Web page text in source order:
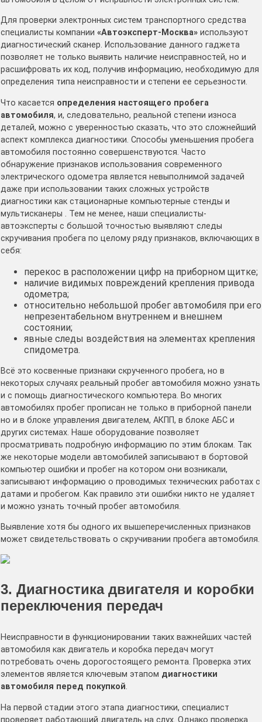
Для проверки электронных систем транспортного средства
специалисты компании «Автоэксперт-Москва» используют
диагностический сканер. Использование данного гаджета
позволяет не только выявить наличие неисправностей, но и
расшифровать их код, получив информацию, необходимую для
определения типа неисправности и степени ее серьезности.
Что касается определения настоящего пробега
автомобиля, и, следовательно, реальной степени износа
деталей, можно с уверенностью сказать, что это сложнейший
аспект комплекса диагностики. Способы уменьшения пробега
автомобиля постоянно совершенствуются. Часто
обнаружение признаков использования современного
электрического одометра является невыполнимой задачей
даже при использовании таких сложных устройств
диагностики как стационарные компьютерные стенды и
мультисканеры . Тем не менее, наши специалисты-
автоэксперты с большой точностью выявляют следы
скручивания пробега по целому ряду признаков, включающих в
себя:
перекос в расположении цифр на приборном щитке;
наличие видимых повреждений крепления привода
одометра;
относительно небольшой пробег автомобиля при его
непрезентабельном внутреннем и внешнем
состоянии;
явные следы воздействия на элементах крепления
спидометра.
Всё это косвенные признаки скрученного пробега, но в
некоторых случаях реальный пробег автомобиля можно узнать
и с помощь диагностического компьютера. Во многих
автомобилях пробег прописан не только в приборной панели
но и в блоке управления двигателем, АКПП, в блоке АБС и
других системах. Наше оборудование позволяет
просматривать подробную информацию по этим блокам. Так
же некоторые модели автомобилей записывают в бортовой
компьютер ошибки и пробег на котором они возникали,
записывают информацию о проводимых технических работах с
датами и пробегом. Как правило эти ошибки никто не удаляет
и можно узнать точный пробег автомобиля.
Выявление хотя бы одного их вышеперечисленных признаков
может свидетельствовать о скручивании пробега автомобиля.
3. Диагностика двигателя и коробки
переключения передач
Неисправности в функционировании таких важнейших частей
автомобиля как двигатель и коробка передач могут
потребовать очень дорогостоящего ремонта. Проверка этих
элементов является ключевым этапом диагностики
автомобиля перед покупкой.
На первой стадии этого этапа диагностики, специалист
проверяет работающий двигатель на слух. Однако проверка